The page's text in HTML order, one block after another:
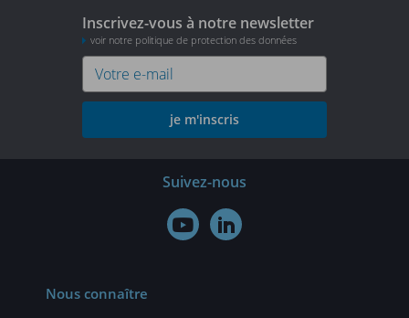
Inscrivez-vous à notre newsletter
voir notre politique de protection des données
je m'inscris
Suivez-nous
 
Nous connaître